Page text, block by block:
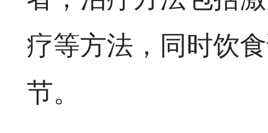
疗等方法，同时饮
节。